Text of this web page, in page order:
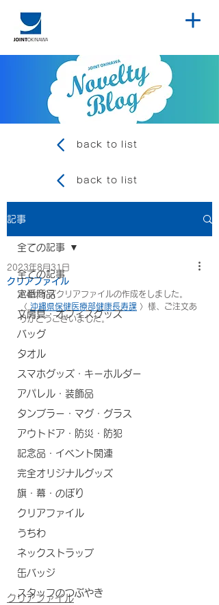
back to list
back to list
記事
全ての記事
定番商品
文房具・オフィスグッズ
バッグ
タオル
スマホグッズ・キーホルダー
アパレル・装飾品
タンブラー・マグ・グラス
アウトドア・防災・防犯
記念品・イベント関連
完全オリジナルグッズ
旗・幕・のぼり
クリアファイル
うちわ
ネックストラップ
缶バッジ
スタッフのつぶやき
全ての記事
クリアファイル
2023年8月31日
A4サイズクリアファイルの作成をしました。
〈 沖縄県保健医療部健康長寿課 〉様、ご注文あ
りがとうございました。
クリアファイル